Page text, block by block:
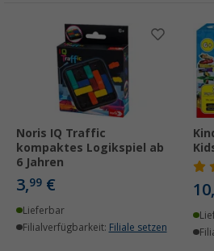
Noris IQ Traffic
kompaktes Logikspiel ab
6 Jahren
3,99 €
Lieferbar
Filialverfügbarkeit: Filiale setzen
10,